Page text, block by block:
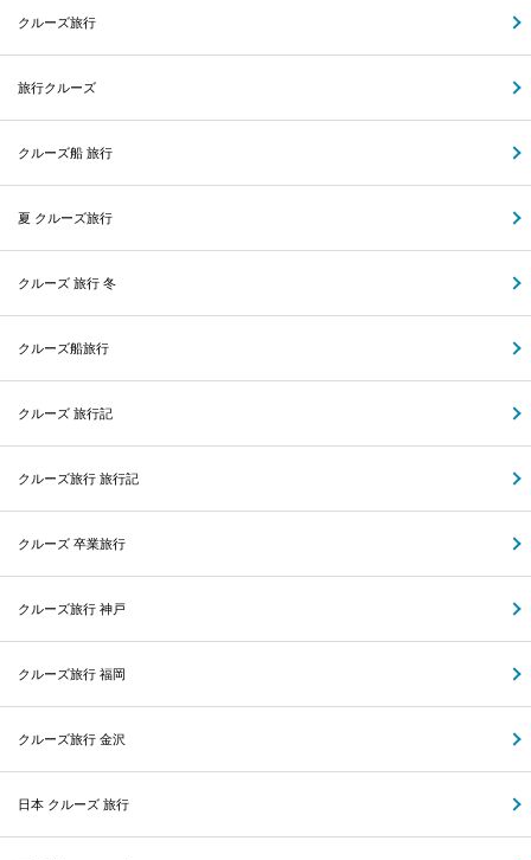
クルーズ旅行
旅行クルーズ
クルーズ船 旅行
夏 クルーズ旅行
クルーズ 旅行 冬
クルーズ船旅行
クルーズ 旅行記
クルーズ旅行 旅行記
クルーズ 卒業旅行
クルーズ旅行 神戸
クルーズ旅行 福岡
クルーズ旅行 金沢
日本 クルーズ 旅行